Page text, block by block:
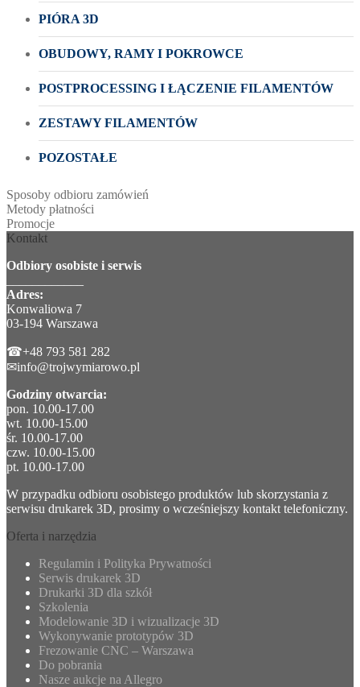
PIÓRA 3D
OBUDOWY, RAMY I POKROWCE
POSTPROCESSING I ŁĄCZENIE FILAMENTÓW
ZESTAWY FILAMENTÓW
POZOSTAŁE
Sposoby odbioru zamówień
Metody płatności
Promocje
Kontakt
Odbiory osobiste i serwis
Adres:
Konwaliowa 7
03-194 Warszawa
☎+48 793 581 282
✉info@trojwymiarowo.pl
Godziny otwarcia:
pon. 10.00-17.00
wt. 10.00-15.00
śr. 10.00-17.00
czw. 10.00-15.00
pt. 10.00-17.00
W przypadku odbioru osobistego produktów lub skorzystania z
serwisu drukarek 3D, prosimy o wcześniejszy kontakt telefoniczny.
Oferta i narzędzia
Regulamin i Polityka Prywatności
Serwis drukarek 3D
Drukarki 3D dla szkół
Szkolenia
Modelowanie 3D i wizualizacje 3D
Wykonywanie prototypów 3D
Frezowanie CNC – Warszawa
Do pobrania
Nasze aukcje na Allegro